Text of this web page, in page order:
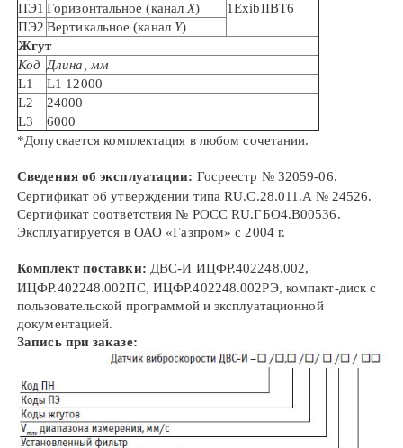
ПЭ1 Горизонтальное (каналХ)
1ExibIIBT6
ПЭ2 Вертикальное (канал Y)
Жгут
Код Длина, мм
L1
L1 12000
L2
24000
L3
6000
*Допускается комплектация в любом сочетании.
Сведения об эксплуатации: Госреестр № 32059-06.
Сертификат об утверждении типа RU.C.28.011.A № 24526.
Сертификат соответствия № РОСС RU.ГБО4.В00536.
Эксплуатируется в ОАО «Газпром» с 2004 г.
Комплект поставки: ДВС-И ИЦФР.402248.002,
ИЦФР.402248.002ПС, ИЦФР.402248.002РЭ, компакт-диск с
пользовательской программой и эксплуатационной
документацией.
Запись при заказе: